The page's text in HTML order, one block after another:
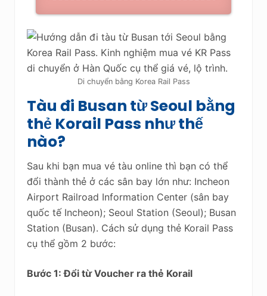
Di chuyển bằng Korea Rail Pass
Tàu đi Busan từ Seoul bằng
thẻ Korail Pass như thế
nào?
Sau khi bạn mua vé tàu online thì bạn có thể
đổi thành thẻ ở các sân bay lớn như: Incheon
Airport Railroad Information Center (sân bay
quốc tế Incheon); Seoul Station (Seoul); Busan
Station (Busan). Cách sử dụng thẻ Korail Pass
cụ thể gồm 2 bước:
Bước 1: Đổi từ Voucher ra thẻ Korail